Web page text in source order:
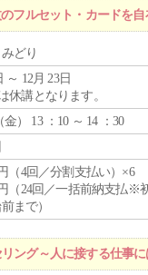
フルセット・カードを自
どり
～ 12月 23日
休講となります。
金） 13 ：10 ～ 14 ：30
（4回／分割支払い）×6
（24回／一括前納支払※
まで）
ング～人に接する仕事